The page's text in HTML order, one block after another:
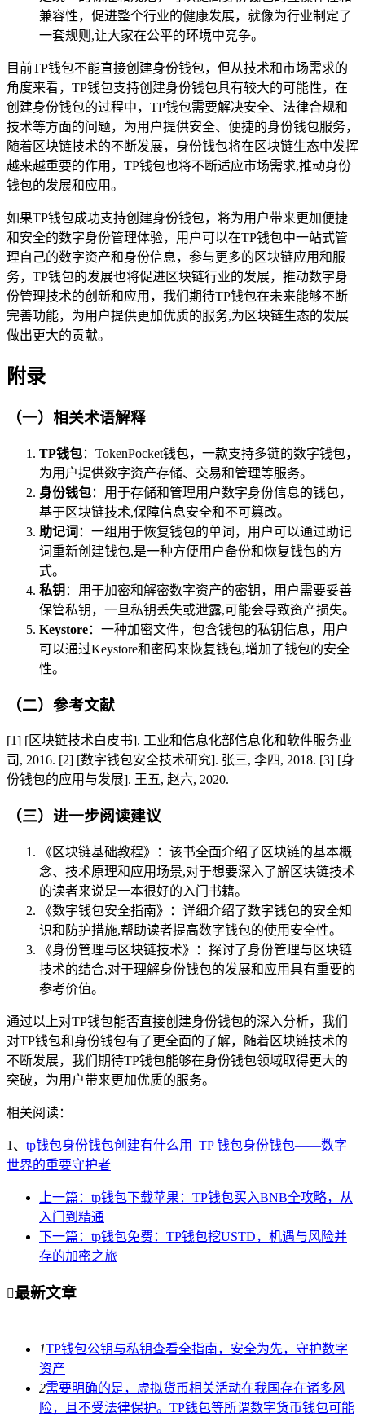
兼容性，促进整个行业的健康发展，就像为行业制定了
一套规则,让大家在公平的环境中竞争。
目前TP钱包不能直接创建身份钱包，但从技术和市场需求的
角度来看，TP钱包支持创建身份钱包具有较大的可能性，在
创建身份钱包的过程中，TP钱包需要解决安全、法律合规和
技术等方面的问题，为用户提供安全、便捷的身份钱包服务，
随着区块链技术的不断发展，身份钱包将在区块链生态中发挥
越来越重要的作用，TP钱包也将不断适应市场需求,推动身份
钱包的发展和应用。
如果TP钱包成功支持创建身份钱包，将为用户带来更加便捷
和安全的数字身份管理体验，用户可以在TP钱包中一站式管
理自己的数字资产和身份信息，参与更多的区块链应用和服
务，TP钱包的发展也将促进区块链行业的发展，推动数字身
份管理技术的创新和应用，我们期待TP钱包在未来能够不断
完善功能，为用户提供更加优质的服务,为区块链生态的发展
做出更大的贡献。
附录
（一）相关术语解释
TP钱包：TokenPocket钱包，一款支持多链的数字钱包，
为用户提供数字资产存储、交易和管理等服务。
身份钱包：用于存储和管理用户数字身份信息的钱包，
基于区块链技术,保障信息安全和不可篡改。
助记词 ：一组用于恢复钱包的单词，用户可以通过助记
词重新创建钱包,是一种方便用户备份和恢复钱包的方
式。
私钥 ：用于加密和解密数字资产的密钥，用户需要妥善
保管私钥，一旦私钥丢失或泄露,可能会导致资产损失。
Keystore：一种加密文件，包含钱包的私钥信息，用户
可以通过Keystore和密码来恢复钱包,增加了钱包的安全
性。
（二）参考文献
[1] [区块链技术白皮书]. 工业和信息化部信息化和软件服务业
司, 2016. [2] [数字钱包安全技术研究]. 张三, 李四, 2018. [3] [身
份钱包的应用与发展]. 王五, 赵六, 2020.
（三）进一步阅读建议
《区块链基础教程》：该书全面介绍了区块链的基本概
念、技术原理和应用场景,对于想要深入了解区块链技术
的读者来说是一本很好的入门书籍。
《数字钱包安全指南》：详细介绍了数字钱包的安全知
识和防护措施,帮助读者提高数字钱包的使用安全性。
《身份管理与区块链技术》：探讨了身份管理与区块链
技术的结合,对于理解身份钱包的发展和应用具有重要的
参考价值。
通过以上对TP钱包能否直接创建身份钱包的深入分析，我们
对TP钱包和身份钱包有了更全面的了解，随着区块链技术的
不断发展，我们期待TP钱包能够在身份钱包领域取得更大的
突破，为用户带来更加优质的服务。
相关阅读：
1、 tp钱包身份钱包创建有什么用_TP 钱包身份钱包——数字
世界的重要守护者
上一篇：tp钱包下载苹果：TP钱包买入BNB全攻略，从
入门到精通
下一篇：tp钱包免费：TP钱包挖USTD，机遇与风险并
存的加密之旅
最新文章
1TP钱包公钥与私钥查看全指南，安全为先，守护数字
资产
2需要明确的是，虚拟货币相关活动在我国存在诸多风
险，且不受法律保护。TP钱包等所谓数字货币钱包可能